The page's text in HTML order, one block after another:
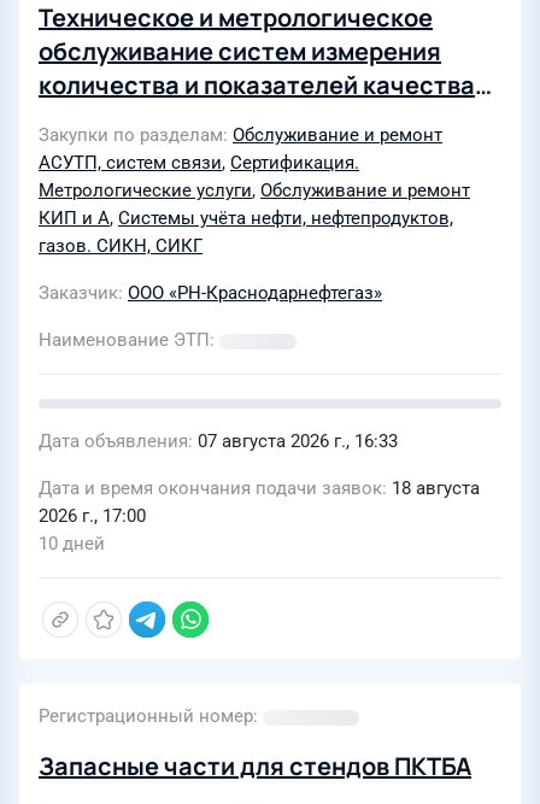
Техническое и метрологическое
обслуживание систем измерения
количества и показателей качества
Закупки по разделам Обслуживание и ремонт
АСУТП, систем связи, Сертификация.
Метрологические услуги, Обслуживание и ремонт
КИП и А, Системы учёта нефти, нефтепродуктов,
газов. СИКН, СИКГ
Заказчик ООО «РН-Краснодарнефтегаз»
Наименование ЭТП
Дата объявления 07 августа 2026 г., 16:33
Дата и время окончания подачи заявок 18 августа
2026 г., 17:00
10 дней
Регистрационный номер
Запасные части для стендов ПКТБА